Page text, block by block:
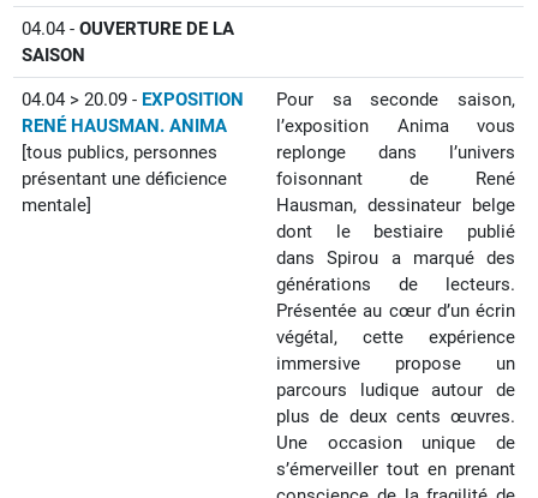
04.04 -OUVERTURE DE LA
SAISON
04.04 > 20.09 - EXPOSITION
RENÉ HAUSMAN. ANIMA
[tous publics, personnes
présentant une déficience
mentale]
Pour sa seconde saison,
l’exposition Anima vous
replonge dans l’univers
foisonnant de René
Hausman, dessinateur belge
dont le bestiaire publié
dans Spirou a marqué des
générations de lecteurs.
Présentée au cœur d’un écrin
végétal, cette expérience
immersive propose un
parcours ludique autour de
plus de deux cents œuvres.
Une occasion unique de
s’émerveiller tout en prenant